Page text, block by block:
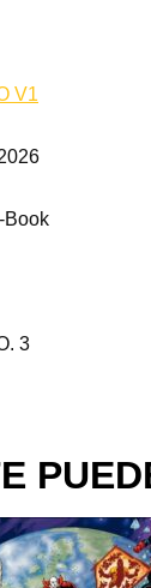
V1
Book
3